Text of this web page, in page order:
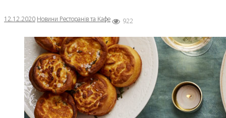
12.12.2020 Новини Ресторанів та Кафе 922